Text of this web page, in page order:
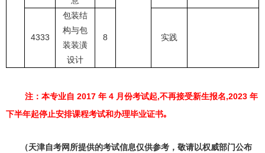
4333
包装结
构与包
装装潢
设计
8 实践
注：本专业自 2017 年 4 月份考试起,不再接受新生报名,2023 年
下半年起停止安排课程考试和办理毕业证书｡
（天津自考网所提供的考试信息仅供参考，敬请以权威部门公布